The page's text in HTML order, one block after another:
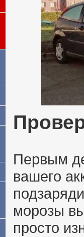
Первым
вашего
морозы
просто